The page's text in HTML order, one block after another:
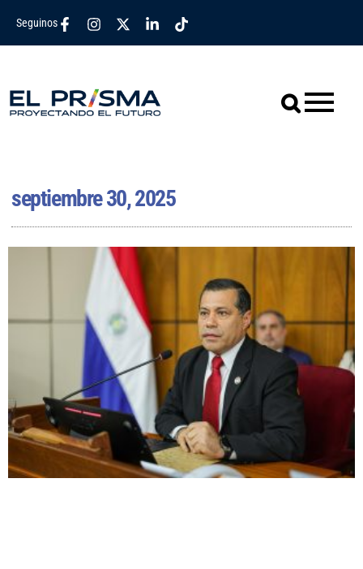
Seguinos
septiembre 30, 2025